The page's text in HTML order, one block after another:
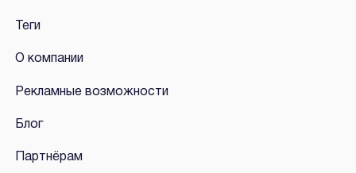
Теги
О компании
Рекламные возможности
Блог
Партнёрам